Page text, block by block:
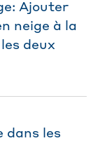
Ajouter
neige à la
deux
dans les